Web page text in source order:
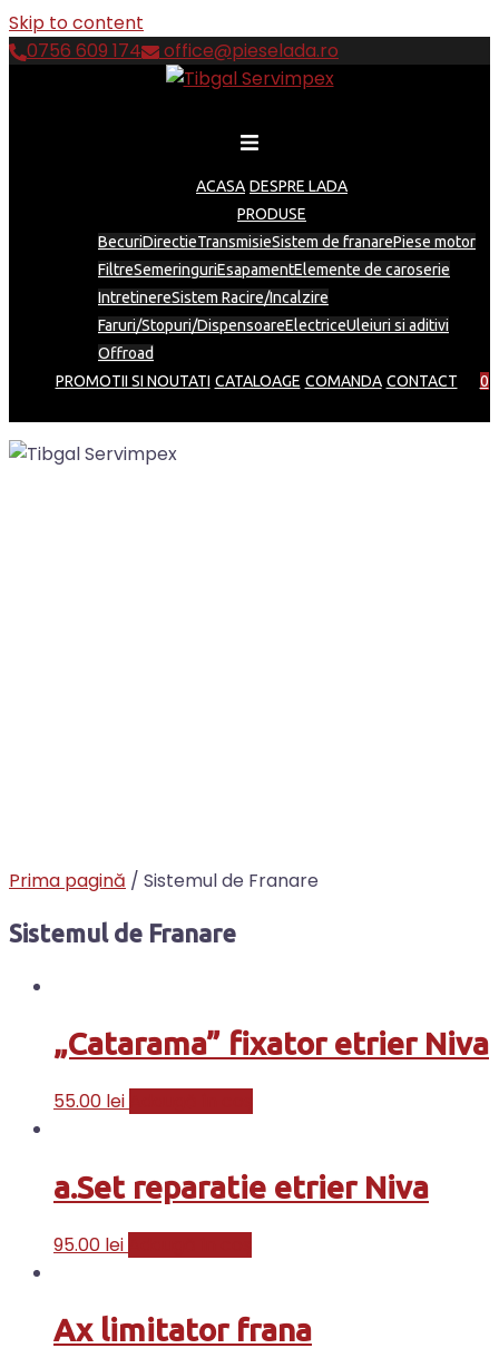
Skip to content
0756 609 174
office@pieselada.ro
ACASA DESPRE LADA
PRODUSE
BecuriDirectieTransmisieSistem de franarePiese motor
FiltreSemeringuriEsapamentElemente de caroserie
IntretinereSistem Racire/Incalzire
Faruri/Stopuri/DispensoareElectriceUleiuri si aditivi
Offroad
PROMOTII SI NOUTATI CATALOAGE COMANDA CONTACT 0
Prima pagină / Sistemul de Franare
Sistemul de Franare
„Catarama” fixator etrier Niva
55.00 lei
a.Set reparatie etrier Niva
95.00 lei
Ax limitator frana